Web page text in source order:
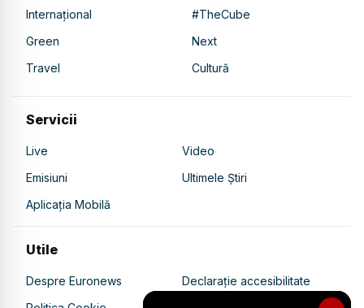
Internațional
#TheCube
Green
Next
Travel
Cultură
Servicii
Live
Video
Emisiuni
Ultimele Știri
Aplicația Mobilă
Utile
Despre Euronews
Declarație accesibilitate